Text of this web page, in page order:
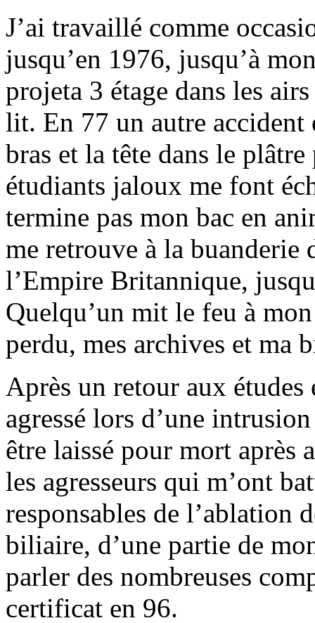
J’ai travaillé comme
jusqu’en 1976, jusqu’à
projeta 3 étage dans les
lit. En 77 un autre accident
bras et la tête dans le
étudiants jaloux me font
termine pas mon bac en
me retrouve à la
l’Empire Britannique,
Quelqu’un mit le feu à
perdu, mes archives et ma
Après un retour aux
agressé lors d’une
être laissé pour mort
les agresseurs qui m’ont
responsables de l’ablation
biliaire, d’une partie de
parler des nombreuses
certificat en 96.